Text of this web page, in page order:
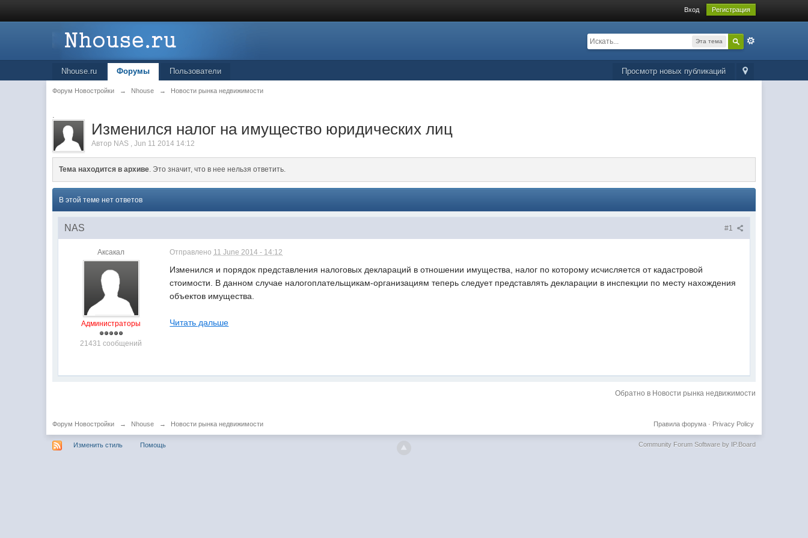
Вход Регистрация
Эта тема
Просмотр новых публикаций
Nhouse.ru Форумы Пользователи
Форум Новостройки → Nhouse → Новости рынка недвижимости
.
Изменился налог на имущество юридических лиц
Автор NAS ,Jun 11 2014 14:12
Тема находится в архиве. Это значит, что в нее нельзя ответить.
В этой теме нет ответов
#1
NAS
Аксакал
Администраторы
21431 сообщений
Отправлено 11 June 2014 - 14:12
Изменился и порядок представления налоговых деклараций в отношении имущества, налог по которому исчисляется от кадастровой
стоимости. В данном случае налогоплательщикам-организациям теперь следует представлять декларации в инспекции по месту нахождения
объектов имущества.
Читать дальше
Обратно в Новости рынка недвижимости
Форум Новостройки → Nhouse → Новости рынка недвижимости Privacy Policy
Правила форума·
Изменить стиль Помощь Community Forum Software by IP.Board